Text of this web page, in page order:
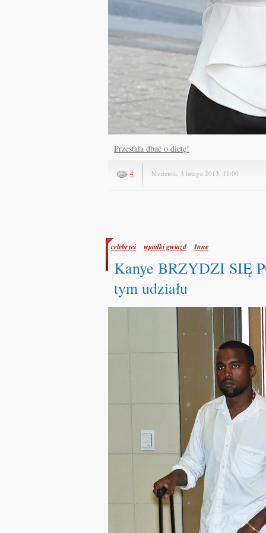
Przestała dbać o dietę!
4 Niedziela, 3 lutego 2013, 11:00
celebryci wpadki gwiazd Inne
Kanye BRZYDZI SIĘ
tym udziału